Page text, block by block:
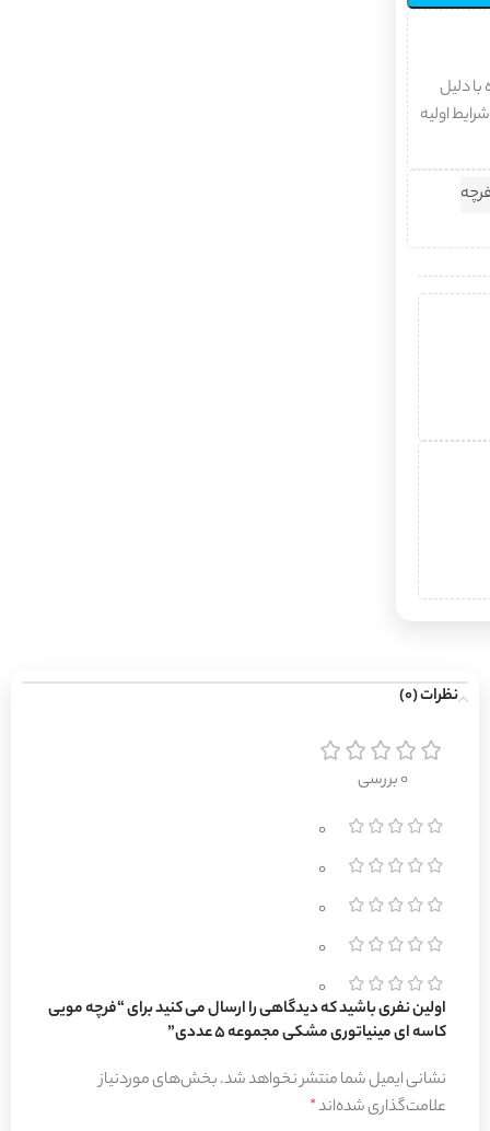
دلیل
اولیه
نظرات (0)
0 بررسی
0
0
0
0
0
اولین نفری باشید که دیدگاهی را ارسال می کنید برای “فرچه مویی
کاسه ای مینیاتوری مشکی مجموعه 5 عددی”
نشانی ایمیل شما منتشر نخواهد شد.بخش‌های موردنیاز
علامت‌گذاری شده‌اند*